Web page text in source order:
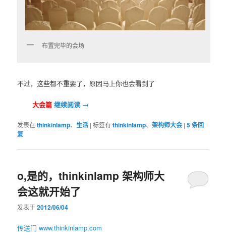
布置完毕的会场
不过，这些都不重要了，原因马上你也会看到了
大会篇继续阅读 →
发表在thinkinlamp、生活 |标签有thinkinlamp、架构师大会 |5条回
复
o,是的，thinkinlamp 架构师大
会这就开始了
发表于2012/06/04
传送门 www.thinkinlamp.com